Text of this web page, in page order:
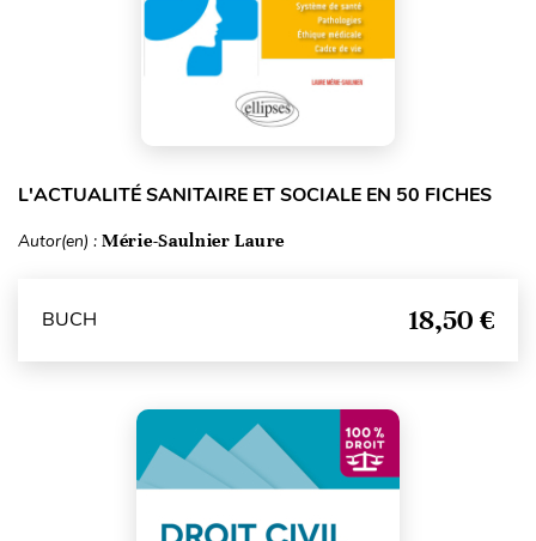
L'ACTUALITÉ SANITAIRE ET SOCIALE EN 50 FICHES
Autor(en) : Mérie-Saulnier Laure
BUCH 18,50 €